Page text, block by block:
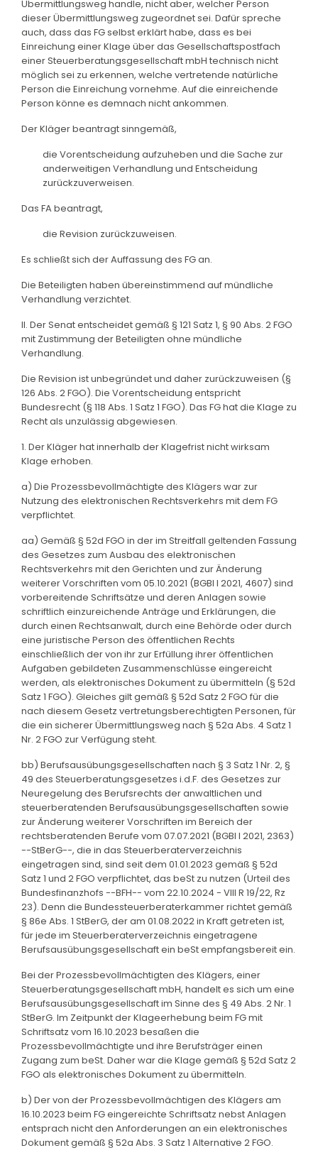
Übermittlungsweg handle, nicht aber, welcher Person
dieser Übermittlungsweg zugeordnet sei. Dafür spreche
auch, dass das FG selbst erklärt habe, dass es bei
Einreichung einer Klage über das Gesellschaftspostfach
einer Steuerberatungsgesellschaft mbH technisch nicht
möglich sei zu erkennen, welche vertretende natürliche
Person die Einreichung vornehme. Auf die einreichende
Person könne es demnach nicht ankommen.
Der Kläger beantragt sinngemäß,
die Vorentscheidung aufzuheben und die Sache zur
anderweitigen Verhandlung und Entscheidung
zurückzuverweisen.
Das FA beantragt,
die Revision zurückzuweisen.
Es schließt sich der Auffassung des FG an.
Die Beteiligten haben übereinstimmend auf mündliche
Verhandlung verzichtet.
II. Der Senat entscheidet gemäß § 121 Satz 1, § 90 Abs. 2 FGO
mit Zustimmung der Beteiligten ohne mündliche
Verhandlung.
Die Revision ist unbegründet und daher zurückzuweisen (§
126 Abs. 2 FGO). Die Vorentscheidung entspricht
Bundesrecht (§ 118 Abs. 1 Satz 1 FGO). Das FG hat die Klage zu
Recht als unzulässig abgewiesen.
1. Der Kläger hat innerhalb der Klagefrist nicht wirksam
Klage erhoben.
a) Die Prozessbevollmächtigte des Klägers war zur
Nutzung des elektronischen Rechtsverkehrs mit dem FG
verpflichtet.
aa) Gemäß § 52d FGO in der im Streitfall geltenden Fassung
des Gesetzes zum Ausbau des elektronischen
Rechtsverkehrs mit den Gerichten und zur Änderung
weiterer Vorschriften vom 05.10.2021 (BGBl I 2021, 4607) sind
vorbereitende Schriftsätze und deren Anlagen sowie
schriftlich einzureichende Anträge und Erklärungen, die
durch einen Rechtsanwalt, durch eine Behörde oder durch
eine juristische Person des öffentlichen Rechts
einschließlich der von ihr zur Erfüllung ihrer öffentlichen
Aufgaben gebildeten Zusammenschlüsse eingereicht
werden, als elektronisches Dokument zu übermitteln (§ 52d
Satz 1 FGO). Gleiches gilt gemäß § 52d Satz 2 FGO für die
nach diesem Gesetz vertretungsberechtigten Personen, für
die ein sicherer Übermittlungsweg nach § 52a Abs. 4 Satz 1
Nr. 2 FGO zur Verfügung steht.
bb) Berufsausübungsgesellschaften nach § 3 Satz 1 Nr. 2, §
49 des Steuerberatungsgesetzes i.d.F. des Gesetzes zur
Neuregelung des Berufsrechts der anwaltlichen und
steuerberatenden Berufsausübungsgesellschaften sowie
zur Änderung weiterer Vorschriften im Bereich der
rechtsberatenden Berufe vom 07.07.2021 (BGBl I 2021, 2363)
--StBerG--, die in das Steuerberaterverzeichnis
eingetragen sind, sind seit dem 01.01.2023 gemäß § 52d
Satz 1 und 2 FGO verpflichtet, das beSt zu nutzen (Urteil des
Bundesfinanzhofs --BFH-- vom 22.10.2024 - VIII R 19/22, Rz
23). Denn die Bundessteuerberaterkammer richtet gemäß
§ 86e Abs. 1 StBerG, der am 01.08.2022 in Kraft getreten ist,
für jede im Steuerberaterverzeichnis eingetragene
Berufsausübungsgesellschaft ein beSt empfangsbereit ein.
Bei der Prozessbevollmächtigten des Klägers, einer
Steuerberatungsgesellschaft mbH, handelt es sich um eine
Berufsausübungsgesellschaft im Sinne des § 49 Abs. 2 Nr. 1
StBerG. Im Zeitpunkt der Klageerhebung beim FG mit
Schriftsatz vom 16.10.2023 besaßen die
Prozessbevollmächtigte und ihre Berufsträger einen
Zugang zum beSt. Daher war die Klage gemäß § 52d Satz 2
FGO als elektronisches Dokument zu übermitteln.
b) Der von der Prozessbevollmächtigen des Klägers am
16.10.2023 beim FG eingereichte Schriftsatz nebst Anlagen
entsprach nicht den Anforderungen an ein elektronisches
Dokument gemäß § 52a Abs. 3 Satz 1 Alternative 2 FGO.